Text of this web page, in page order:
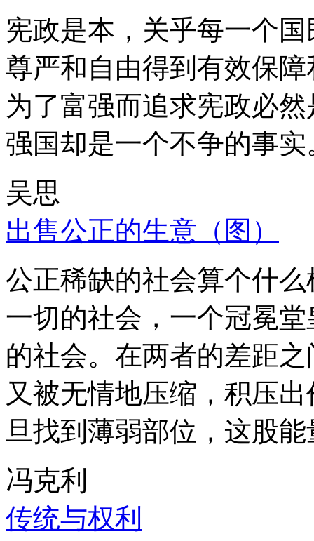
宪政是本，关乎每一个
尊严和自由得到有效保
为了富强而追求宪政必
强国却是一个不争的事实
吴思
出售公正的生意（图）
公正稀缺的社会算个什
一切的社会，一个冠冕
的社会。在两者的差距
又被无情地压缩，积压
旦找到薄弱部位，这股
冯克利
传统与权利